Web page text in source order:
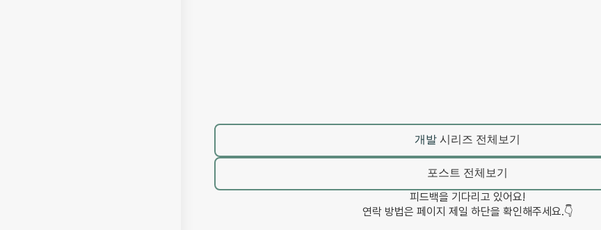
개발 시리즈 전체보기
포스트 전체보기
피드백을 기다리고 있어요!
연락 방법은 페이지 제일 하단을 확인해주세요.👇